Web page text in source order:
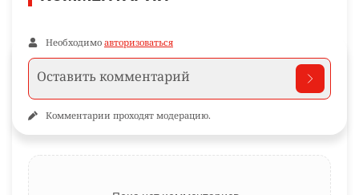
Необходимо авторизоваться
Комментарии проходят модерацию.